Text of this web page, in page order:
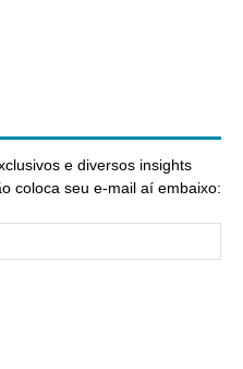
e diversos insights
coloca seu e-mail aí embaixo: